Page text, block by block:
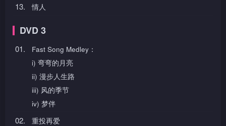
13. 情人
DVD 3
01.
Fast Song Medley：
i) 弯弯的月亮
ii) 漫步人生路
iii) 风的季节
iv) 梦伴
02. 重投再爱